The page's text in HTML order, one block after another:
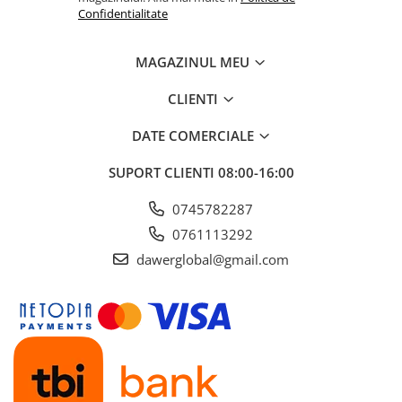
Confidentialitate
MAGAZINUL MEU
CLIENTI
DATE COMERCIALE
SUPORT CLIENTI 08:00-16:00
0745782287
0761113292
dawerglobal@gmail.com